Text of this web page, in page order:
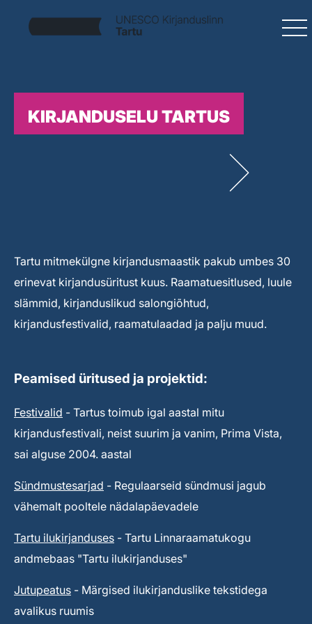
KIRJANDUSELU TARTUS
Tartu mitmekülgne kirjandusmaastik pakub umbes 30
erinevat kirjandusüritust kuus. Raamatuesitlused, luule
slämmid, kirjanduslikud salongiõhtud,
kirjandusfestivalid, raamatulaadad ja palju muud.
Peamised üritused ja projektid:
Festivalid - Tartus toimub igal aastal mitu
kirjandusfestivali, neist suurim ja vanim, Prima Vista,
sai alguse 2004. aastal
Sündmustesarjad - Regulaarseid sündmusi jagub
vähemalt pooltele nädalapäevadele
Tartu ilukirjanduses - Tartu Linnaraamatukogu
andmebaas "Tartu ilukirjanduses"
Jutupeatus - Märgised ilukirjanduslike tekstidega
avalikus ruumis